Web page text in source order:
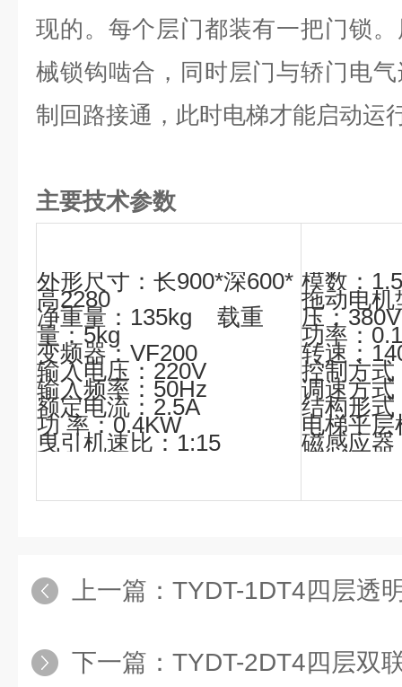
现的。每个层门都装有一把门锁
械锁钩啮合，同时层门与轿门电
制回路接通，此时电梯才能启动运
主要技术参数
外形尺寸：长900*深600*
高2280
净重量：135kg 载重
量：5kg
变频器：VF200
输入电压：220V
输入频率：50Hz
额定电流：2.5A
功 率：0.4KW
曳引机速比：1:15
模数：
拖动电
压：380V
功率：
转速：
控制方式
调速方式
结构形式
电梯平
磁感应器
上一篇： TYDT-1DT4四层透明仿真教学电梯
下一篇： TYDT-2DT4四层双联透明仿真教学电